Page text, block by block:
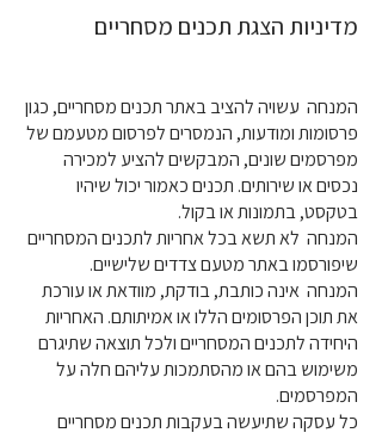
מדיניות הצגת תכנים מסחריים
המנחה עשויה להציב באתר תכנים מסחריים, כגון
פרסומות ומודעות, הנמסרים לפרסום מטעמם של
מפרסמים שונים, המבקשים להציע למכירה
נכסים או שירותים. תכנים כאמור יכול שיהיו
בטקסט, בתמונות או בקול.
המנחה לא תשא בכל אחריות לתכנים המסחריים
שיפורסמו באתר מטעם צדדים שלישיים.
המנחה אינה כותבת, בודקת, מוודאת או עורכת
את תוכן הפרסומים הללו או אמיתותם. האחריות
היחידה לתכנים המסחריים ולכל תוצאה שתיגרם
משימוש בהם או מהסתמכות עליהם חלה על
המפרסמים.
כל עסקה שתיעשה בעקבות תכנים מסחריים